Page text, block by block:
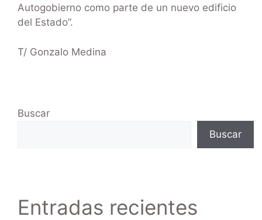
Autogobierno como parte de un nuevo edificio
del Estado”.
T/ Gonzalo Medina
Buscar
Buscar
Entradas recientes